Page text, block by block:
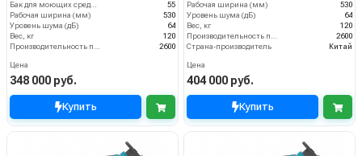
Бак для моющих средств
55
Рабочая ширина (мм)
530
Уровень шума (дБ)
64
Вес, кг
120
Производительность по площади (м2/ч)
2600
Цена
348 000 руб.
Купить
Рабочая ширина (мм)
530
Уровень шума (дБ)
64
Вес, кг
120
Производительность по площади (м2/ч)
2600
Страна-производитель
Китай
Цена
404 000 руб.
Купить